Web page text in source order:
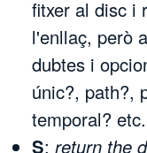
fitxer al disc i
l'enllaç, però
dubtes i
únic?, path?,
temporal? etc.
S: return the